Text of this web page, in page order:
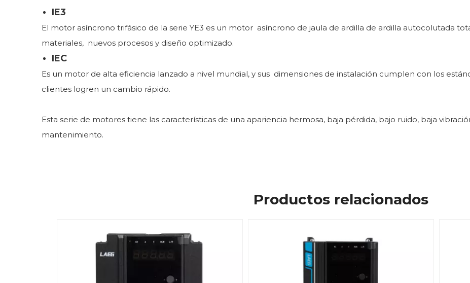
IE3
El motor asíncrono trifásico de la serie YE3 es un motor asíncrono de jaula de ardilla de ardilla autocolutada
materiales, nuevos procesos y diseño optimizado.
IEC
Es un motor de alta eficiencia lanzado a nivel mundial, y sus dimensiones de instalación cumplen con los
clientes logren un cambio rápido.
Esta serie de motores tiene las características de una apariencia hermosa, baja pérdida, bajo ruido, baja
mantenimiento.
Productos relacionados